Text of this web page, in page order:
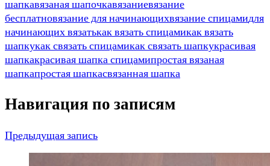
шапкавязаная шапочкавязаниевязание
бесплатновязание для начинающихвязание спицамидля
начинающих вязатькак вязать спицамикак вязать
шапкукак связать спицамикак связать шапкукрасивая
шапкакрасивая шапка спицамипростая вязаная
шапкапростая шапкасвязанная шапка
Навигация по записям
Предыдущая запись